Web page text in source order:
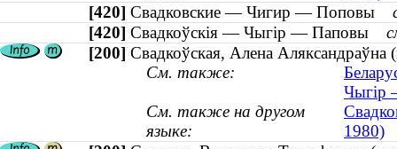
[420] Свадковские — Чигир — Поповы
[420] Свадкоўскія — Чыгір — Паповы
[200] Свадкоўская, Алена
См. также:
Чыгір
См. также на другом
языке:
1980)